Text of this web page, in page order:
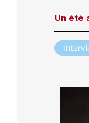
Un été